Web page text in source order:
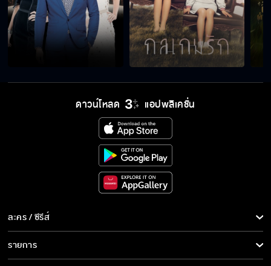
ดาวน์โหลด แอปพลิเคชั่น
ละคร / ซีรีส์
ละคร/ซีรีส์
ซีรีส์นานาชาติ
รายการ
รายการทั้งหมด